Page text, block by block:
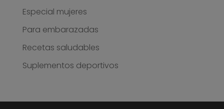
Especial mujeres
Para embarazadas
Recetas saludables
Suplementos deportivos